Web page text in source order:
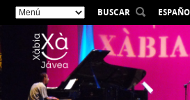
BUSCAR
ENGLISH
DEUTSCH